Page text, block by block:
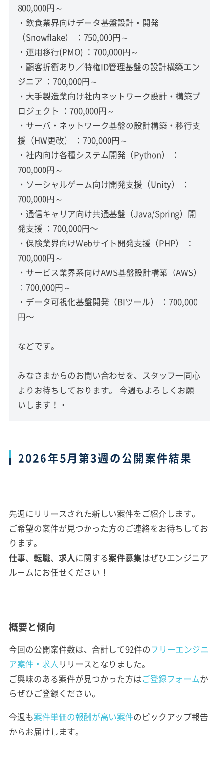
800,000円～
・飲食業界向けデータ基盤設計・開発
（Snowflake） ：750,000円～
・運用移行(PMO) ：700,000円～
・顧客折衝あり／特権ID管理基盤の設計構築エン
ジニア ：700,000円～
・大手製造業向け社内ネットワーク設計・構築プ
ロジェクト ：700,000円～
・サーバ・ネットワーク基盤の設計構築・移行支
援（HW更改） ：700,000円～
・社内向け各種システム開発（Python） ：
700,000円～
・ソーシャルゲーム向け開発支援（Unity） ：
700,000円～
・通信キャリア向け共通基盤（Java/Spring）開
発支援 ：700,000円〜
・保険業界向けWebサイト開発支援（PHP） ：
700,000円～
・サービス業界系向けAWS基盤設計構築（AWS）
：700,000円～
・データ可視化基盤開発（BIツール） ：700,000
円〜
などです。
みなさまからのお問い合わせを、スタッフ一同心
よりお待ちしております。 今週もよろしくお願
いします！・
2026年5月第3週の公開案件結果
先週にリリースされた新しい案件をご紹介します。
ご希望の案件が見つかった方のご連絡をお待ちしてお
ります。
仕事、 転職、 求人に関する案件募集はぜひエンジニア
ルームにお任せください！
概要と傾向
今回の公開案件数は、合計して92件のフリーエンジニ
ア案件・求人 リリースとなりました。
ご興味のある案件が見つかった方はご登録フォームか
らぜひご登録ください。
今週も案件単価の報酬が高い案件のピックアップ報告
からお届けします。